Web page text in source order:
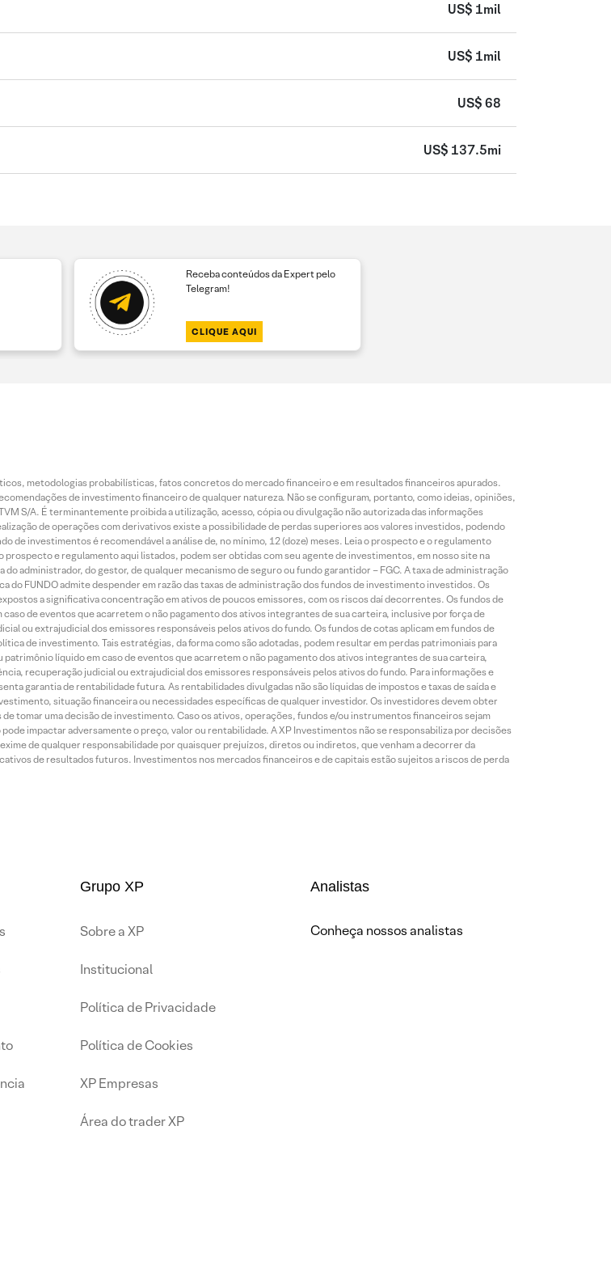
US$ 1mil
US$ 1mil
US$ 68
US$ 137.5mi
Receba conteúdos da Expert pelo
Telegram!
CLIQUE AQUI
metodologias probabilísticas, fatos concretos do mercado financeiro e em resultados financeiros apurados.
de investimento financeiro de qualquer natureza. Não se configuram, portanto, como ideias, opiniões,
S/A. É terminantemente proibida a utilização, acesso, cópia ou divulgação não autorizada das informações
de operações com derivativos existe a possibilidade de perdas superiores aos valores investidos, podendo
de investimentos é recomendável a análise de, no mínimo, 12 (doze) meses. Leia o prospecto e o regulamento
e regulamento aqui listados, podem ser obtidas com seu agente de investimentos, em nosso site na
administrador, do gestor, de qualquer mecanismo de seguro ou fundo garantidor – FGC. A taxa de administração
do FUNDO admite despender em razão das taxas de administração dos fundos de investimento investidos. Os
a significativa concentração em ativos de poucos emissores, com os riscos daí decorrentes. Os fundos de
de eventos que acarretem o não pagamento dos ativos integrantes de sua carteira, inclusive por força de
ou extrajudicial dos emissores responsáveis pelos ativos do fundo. Os fundos de cotas aplicam em fundos de
de investimento. Tais estratégias, da forma como são adotadas, podem resultar em perdas patrimoniais para
líquido em caso de eventos que acarretem o não pagamento dos ativos integrantes de sua carteira,
recuperação judicial ou extrajudicial dos emissores responsáveis pelos ativos do fundo. Para informações e
garantia de rentabilidade futura. As rentabilidades divulgadas não são líquidas de impostos e taxas de saída e
situação financeira ou necessidades específicas de qualquer investidor. Os investidores devem obter
tomar uma decisão de investimento. Caso os ativos, operações, fundos e/ou instrumentos financeiros sejam
impactar adversamente o preço, valor ou rentabilidade. A XP Investimentos não se responsabiliza por decisões
de qualquer responsabilidade por quaisquer prejuízos, diretos ou indiretos, que venham a decorrer da
de resultados futuros. Investimentos nos mercados financeiros e de capitais estão sujeitos a riscos de perda
Grupo XP
Sobre a XP
Institucional
Política de Privacidade
Política de Cookies
XP Empresas
Área do trader XP
Analistas
Conheça nossos analistas